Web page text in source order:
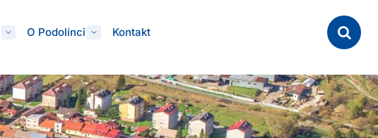
O Podolínci Kontakt